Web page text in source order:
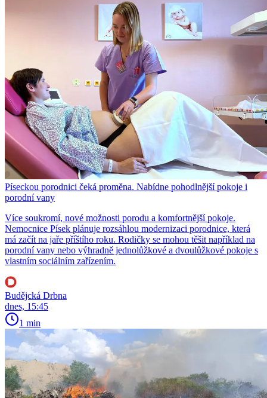
Píseckou porodnici čeká proměna. Nabídne pohodlnější pokoje i
porodní vany
Více soukromí, nové možnosti porodu a komfortnější pokoje.
Nemocnice Písek plánuje rozsáhlou modernizaci porodnice, která
má začít na jaře příštího roku. Rodičky se mohou těšit například na
porodní vany nebo výhradně jednolůžkové a dvoulůžkové pokoje s
vlastním sociálním zařízením.
Budějcká Drbna
dnes, 15:45
1 min